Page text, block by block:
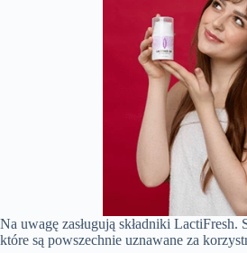
Na uwagę zasługują składniki LactiFresh.
które są powszechnie uznawane za